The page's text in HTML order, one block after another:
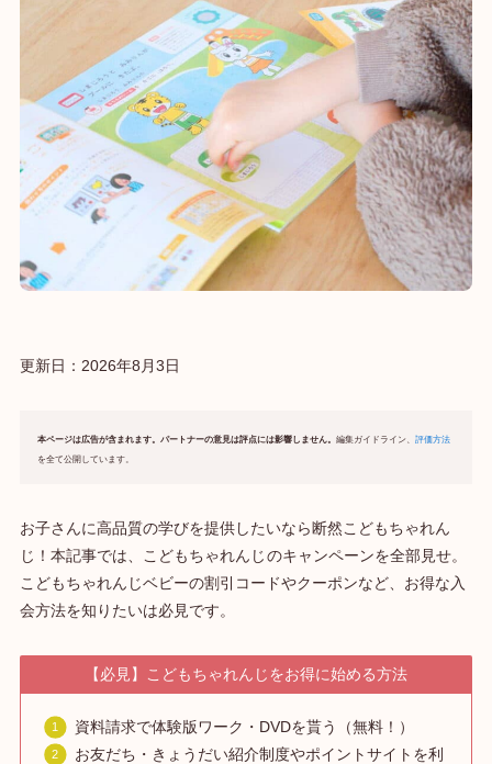
更新日： 2026年8月3日
本ページは広告が含まれます。パートナーの意見は評点には影響しません。 編集ガイドライン、 評価方法
を全て公開しています。
お子さんに高品質の学びを提供したいなら断然こどもちゃれん
じ！本記事では、こどもちゃれんじのキャンペーンを全部見せ。
こどもちゃれんじベビーの割引コードやクーポンなど、お得な入
会方法を知りたいは必見です。
【必見】こどもちゃれんじをお得に始める方法
資料請求で体験版ワーク・DVDを貰う（無料！）
お友だち・きょうだい紹介制度やポイントサイトを利